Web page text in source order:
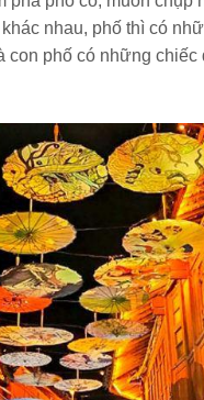
nhau, phố thì có
con phố có những